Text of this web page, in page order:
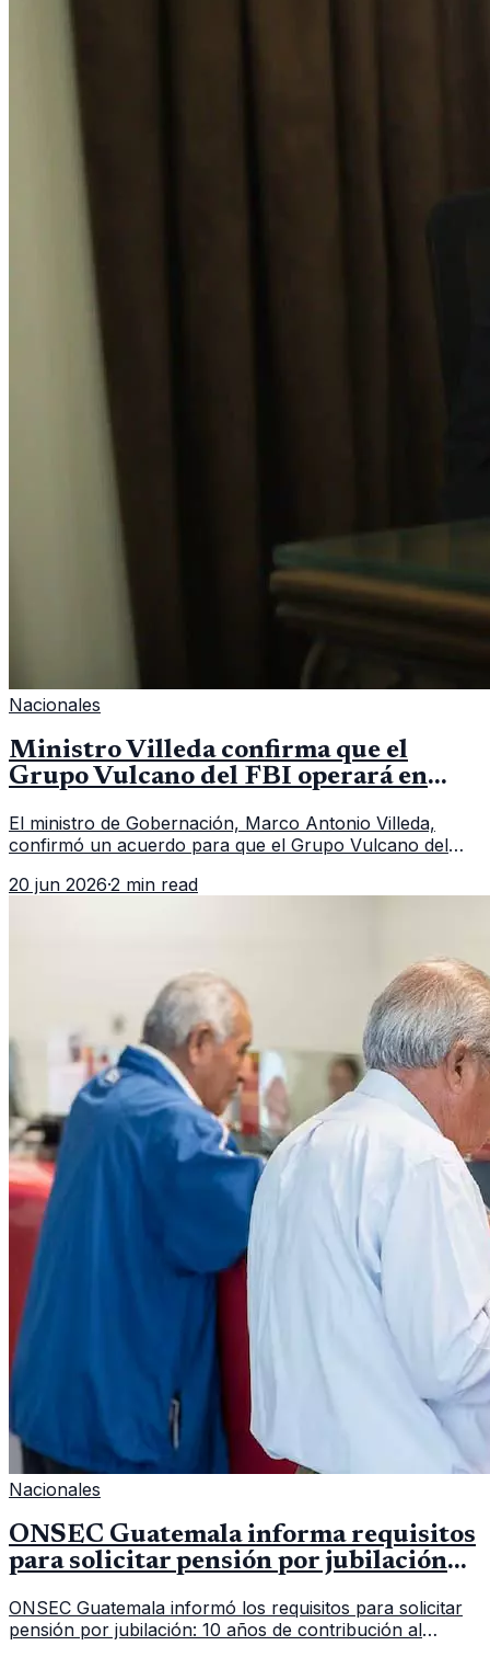
Nacionales
Ministro Villeda confirma que el
Grupo Vulcano del FBI operará en
El ministro de Gobernación, Marco Antonio Villeda,
confirmó un acuerdo para que el Grupo Vulcano del
fallido con la administración anterior del Ministerio
20 jun 2026·2 min read
Nacionales
ONSEC Guatemala informa requisitos
para solicitar pensión por jubilación
ONSEC Guatemala informó los requisitos para solicitar
pensión por jubilación: 10 años de contribución al